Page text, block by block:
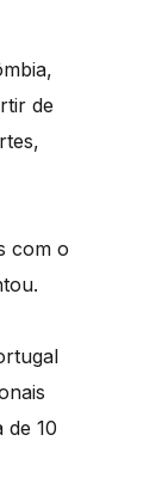
de
com o
de 10